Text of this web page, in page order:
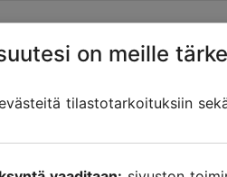
on meille
tilastotarkoituksiin